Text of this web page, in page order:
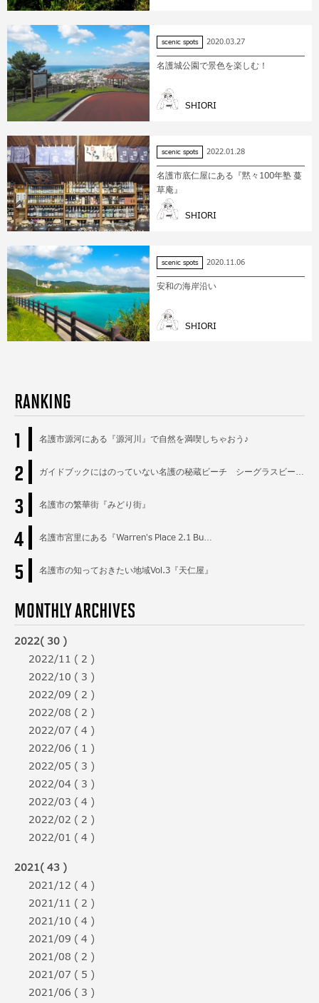
scenic spots 2020.03.27
名護城公園で景色を楽しむ！
SHIORI
scenic spots 2022.01.28
名護市底仁屋にある『黙々100年塾 蔓
草庵』
SHIORI
scenic spots 2020.11.06
安和の海岸沿い
SHIORI
RANKING
1 名護市源河にある『源河川』で自然を満喫しちゃおう♪
2 ガイドブックにはのっていない名護の秘蔵ビーチ シーグラスビー…
3 名護市の繁華街『みどり街』
4 名護市宮里にある『Warren’s Place 2.1 Bu…
5 名護市の知っておきたい地域Vol.3『天仁屋』
MONTHLY ARCHIVES
2022( 30 )
2022/11 ( 2 )
2022/10 ( 3 )
2022/09 ( 2 )
2022/08 ( 2 )
2022/07 ( 4 )
2022/06 ( 1 )
2022/05 ( 3 )
2022/04 ( 3 )
2022/03 ( 4 )
2022/02 ( 2 )
2022/01 ( 4 )
2021( 43 )
2021/12 ( 4 )
2021/11 ( 2 )
2021/10 ( 4 )
2021/09 ( 4 )
2021/08 ( 2 )
2021/07 ( 5 )
2021/06 ( 3 )